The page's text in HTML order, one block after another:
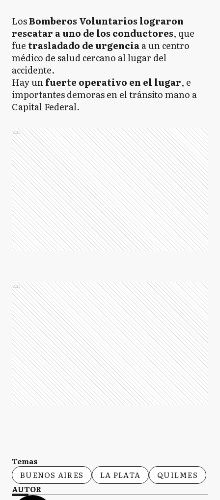
LosBomberos Voluntarios lograron
rescatar a uno de los conductores, que
fue trasladado de urgenciaa un centro
médico de salud cercano al lugar del
accidente.
Hay unfuerte operativo en el lugar, e
importantes demoras en el tránsito mano a
Capital Federal.
Ads
Ads
Temas
BUENOS AIRES
LA PLATA
QUILMES
AUTOR